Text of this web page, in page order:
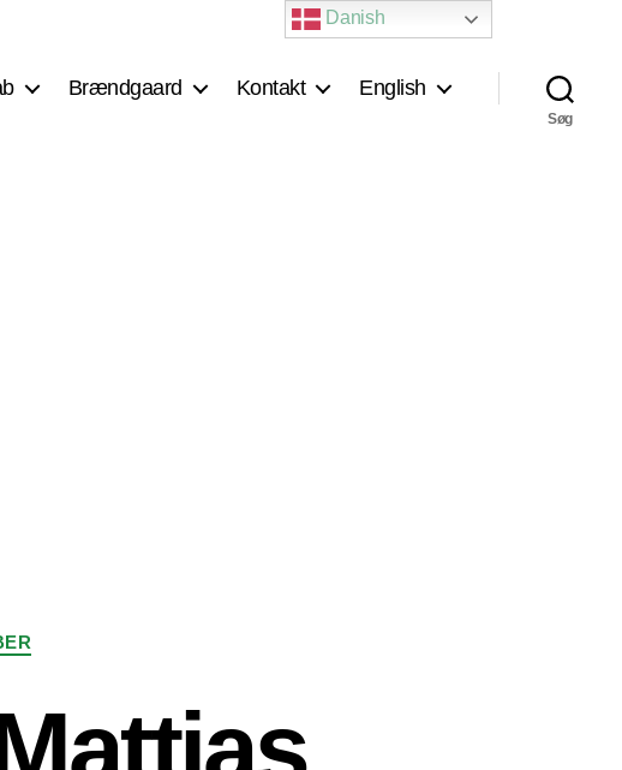
Brændgaard Kontakt English
Søg
Danish